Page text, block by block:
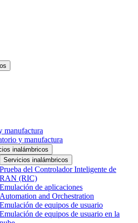
manufactura
y manufactura
inalámbricos
Servicios inalámbricos
Prueba del Controlador Inteligente de
RAN (RIC)
Emulación de aplicaciones
Automation and Orchestration
Emulación de equipos de usuario
Emulación de equipos de usuario en la